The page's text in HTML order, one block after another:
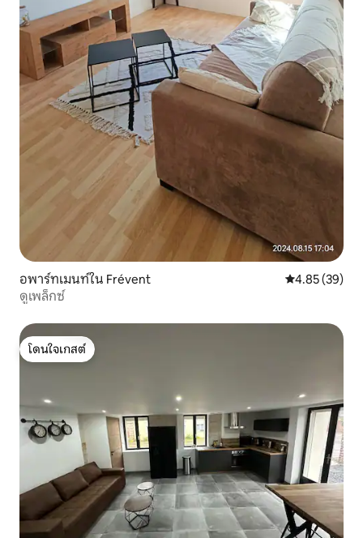
อพาร์ทเมนท์ใน Frévent คะแนนเฉลี่ย
4.85 (39)
ดูเพล็กซ์
โดนใจเกสต์
โดนใจเกสต์